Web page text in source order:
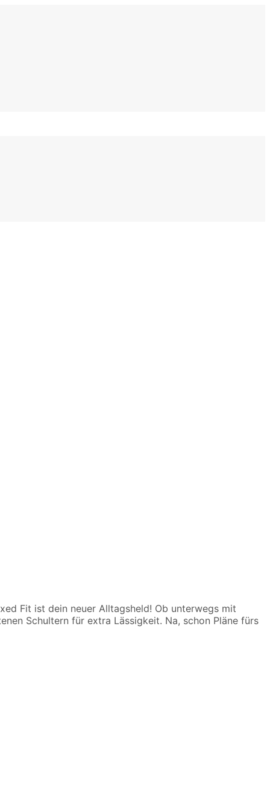
Fit ist dein neuer Alltagsheld! Ob unterwegs mit
Schultern für extra Lässigkeit. Na, schon Pläne fürs